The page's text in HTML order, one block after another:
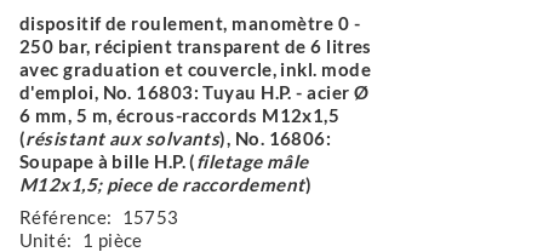
dispositif de roulement, manomètre 0 -
250 bar, récipient transparent de 6 litres
avec graduation et couvercle, inkl. mode
d'emploi, No. 16803: Tuyau H.P. - acier Ø
6 mm, 5 m, écrous-raccords M12x1,5
(résistant aux solvants), No. 16806:
Soupape à bille H.P. (filetage mâle
M12x1,5; piece de raccordement)
Référence:
15753
Unité:
1 pièce